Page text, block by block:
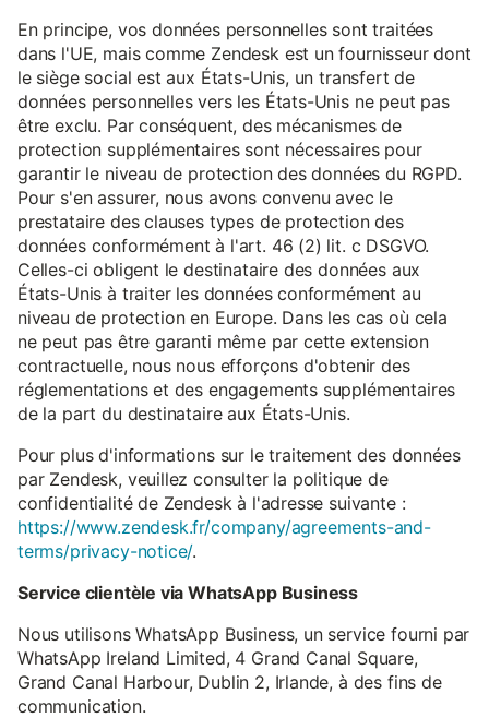
En principe, vos données personnelles sont traitées
dans l'UE, mais comme Zendesk est un fournisseur dont
le siège social est aux États-Unis, un transfert de
données personnelles vers les États-Unis ne peut pas
être exclu. Par conséquent, des mécanismes de
protection supplémentaires sont nécessaires pour
garantir le niveau de protection des données du RGPD.
Pour s'en assurer, nous avons convenu avec le
prestataire des clauses types de protection des
données conformément à l'art. 46 (2) lit. c DSGVO.
Celles-ci obligent le destinataire des données aux
États-Unis à traiter les données conformément au
niveau de protection en Europe. Dans les cas où cela
ne peut pas être garanti même par cette extension
contractuelle, nous nous efforçons d'obtenir des
réglementations et des engagements supplémentaires
de la part du destinataire aux États-Unis.
Pour plus d'informations sur le traitement des données
par Zendesk, veuillez consulter la politique de
confidentialité de Zendesk à l'adresse suivante :
https://www.zendesk.fr/company/agreements-and-
terms/privacy-notice/.
Service clientèle via WhatsApp Business
Nous utilisons WhatsApp Business, un service fourni par
WhatsApp Ireland Limited, 4 Grand Canal Square,
Grand Canal Harbour, Dublin 2, Irlande, à des fins de
communication.